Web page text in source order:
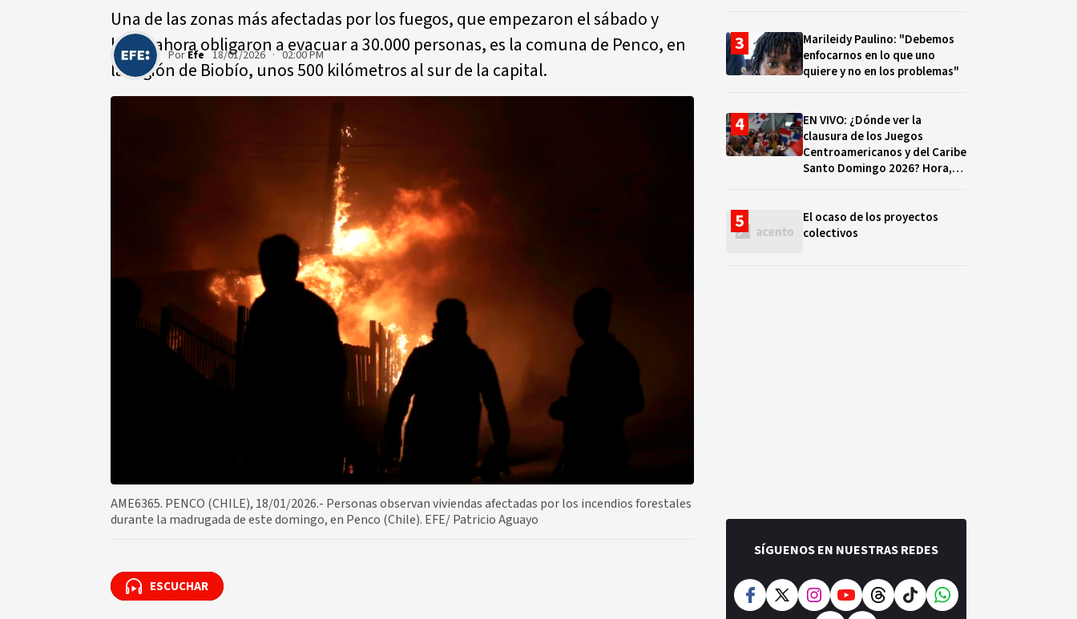
Una de las zonas más afectadas por los fuegos, que empezaron el sábado y
hasta ahora obligaron a evacuar a 30.000 personas, es la comuna de Penco, en
la región de Biobío, unos 500 kilómetros al sur de la capital.
PorEfe 18/01/2026 · 02:00 PM
AME6365. PENCO (CHILE), 18/01/2026.- Personas observan viviendas afectadas por los incendios forestales
durante la madrugada de este domingo, en Penco (Chile). EFE/ Patricio Aguayo
ESCUCHAR
ESCUCHAR
Marileidy Paulino: "Debemos
enfocarnos en lo que uno
quiere y no en los problemas"
EN VIVO: ¿Dónde ver la
clausura de los Juegos
Centroamericanos y del Caribe
Santo Domingo 2026? Hora,
El ocaso de los proyectos
colectivos
SÍGUENOS EN NUESTRAS REDES